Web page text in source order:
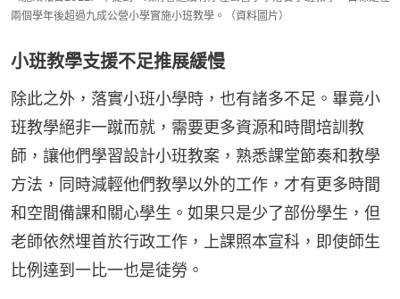
兩個學年後超過九成公營小學實施小班教學。（資料圖片）
小班教學支援不足推展緩慢
除此之外，落實小班小學時，也有諸多不足。畢竟小
班教學絕非一蹴而就，需要更多資源和時間培訓教
師，讓他們學習設計小班教案，熟悉課堂節奏和教學
方法，同時減輕他們教學以外的工作，才有更多時間
和空間備課和關心學生。如果只是少了部份學生，但
老師依然埋首於行政工作，上課照本宣科，即使師生
比例達到一比一也是徒勞。